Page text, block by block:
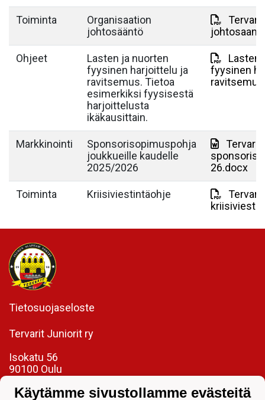
Toiminta
Organisaation
johtosääntö
Ohjeet
Lasten ja nuorten
fyysinen harjoittelu ja
ravitsemus. Tietoa
esimerkiksi fyysisestä
harjoittelusta
ikäkausittain.
Lasten
fyysinen
Markkinointi
Sponsorisopimuspohja
joukkueille kaudelle
2025/2026
Tervarit
26.docx
Toiminta Kriisiviestintäohje
Tietosuojaseloste
Tervarit Juniorit ry
Isokatu 56
90100 Oulu
Käytämme sivustollamme evästeitä